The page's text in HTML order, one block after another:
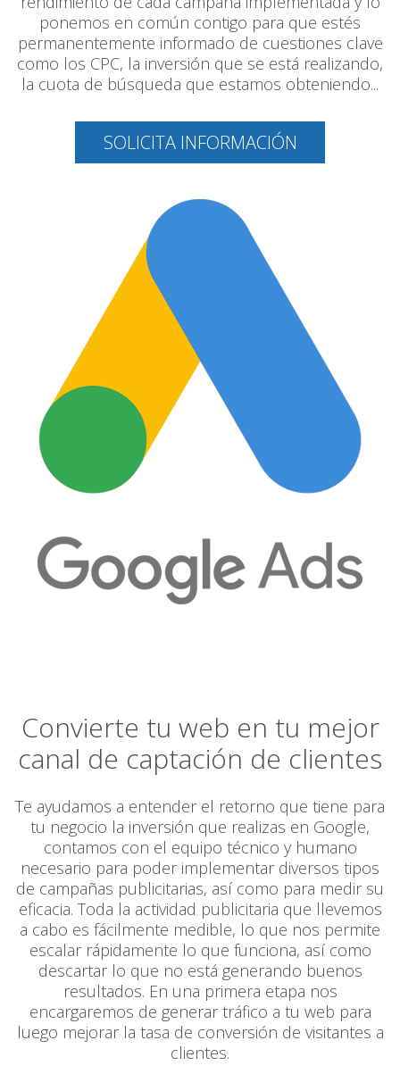
ponemos en común contigo para que estés
permanentemente informado de cuestiones clave
como los CPC, la inversión que se está realizando,
la cuota de búsqueda que estamos obteniendo...
SOLICITA INFORMACIÓN
Convierte tu web en tu mejor
canal de captación de clientes
Te ayudamos a entender el retorno que tiene para
tu negocio la inversión que realizas en Google,
contamos con el equipo técnico y humano
necesario para poder implementar diversos tipos
de campañas publicitarias, así como para medir su
eficacia. Toda la actividad publicitaria que llevemos
a cabo es fácilmente medible, lo que nos permite
escalar rápidamente lo que funciona, así como
descartar lo que no está generando buenos
resultados. En una primera etapa nos
encargaremos de generar tráfico a tu web para
luego mejorar la tasa de conversión de visitantes a
clientes.